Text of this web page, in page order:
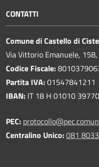
CONTATTI
Comune di Castello di
Via Vittorio Emanuele,
Codice Fiscale:
Partita IVA:01547841211
IBAN: IT 18 H 01010
PEC:
Centralino Unico:081